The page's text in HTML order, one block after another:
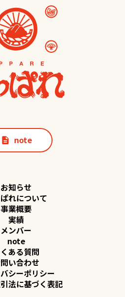
description note
お知らせ
れについて
事業概要
実績
メンバー
note
ある質問
い合わせ
シーポリシー
法に基づく表記